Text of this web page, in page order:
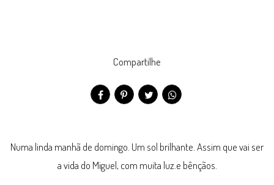
Compartilhe
Numa linda manhã de domingo. Um sol brilhante. Assim que vai ser
a vida do Miguel, com muita luz.e bênçãos.